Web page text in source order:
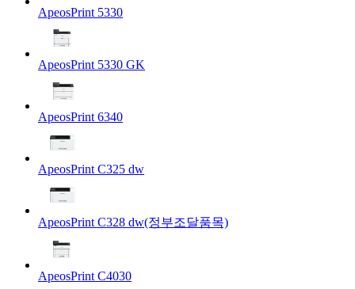
ApeosPrint 5330
ApeosPrint 5330 GK
ApeosPrint 6340
ApeosPrint C325 dw
ApeosPrint C328 dw(정부조달품목)
ApeosPrint C4030